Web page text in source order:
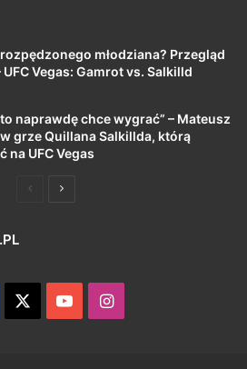
młodziana? Przegląd
Vegas: Gamrot vs. Salkilld
naprawdę chce wygrać” – Mateusz
grze Quillana Salkillda, którą
na UFC Vegas
PoprzedniaNastępna
YouTubeInstagram